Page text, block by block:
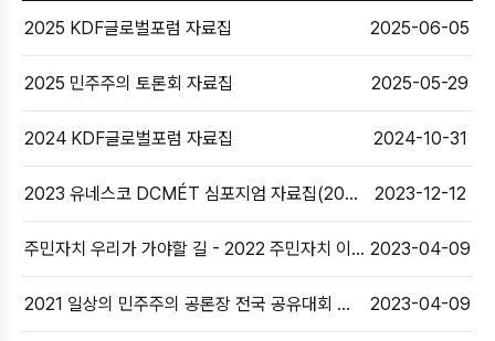
2025 KDF글로벌포럼 자료집 2025-06-05
2025 민주주의 토론회 자료집 2025-05-29
2024 KDF글로벌포럼 자료집 2024-10-31
2023 유네스코 DCMÉT 심포지엄 자료집(2023 민주시민교육 국제포럼) 2023-12-12
주민자치 우리가 가야할 길 - 2022 주민자치 이야기마당 2차 토론회 자료집 2023-04-09
2021 일상의 민주주의 공론장 전국 공유대회 자료집 2023-04-09